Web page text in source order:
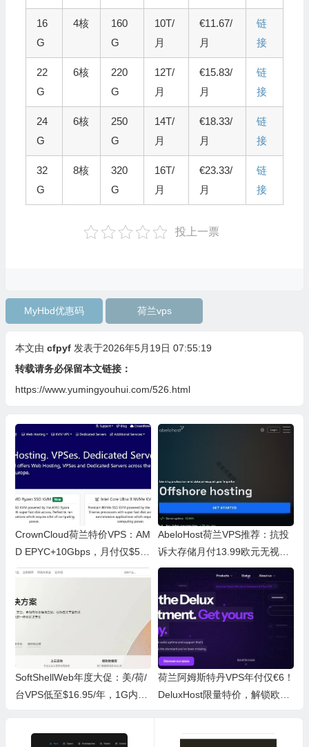
16
G
4核
160
G
10T/
月
€11.67/
月
链
接
22
G
6核
220
G
12T/
月
€15.83/
月
链
接
24
G
6核
250
G
14T/
月
€18.33/
月
链
接
32
G
8核
320
G
16T/
月
€23.33/
月
链
接
投上一票
MyHbd优惠码 荷兰vps
本文由 cfpyf 发表于2026年5月19日 07:55:19
转载请务必保留本文链接：
https://www.yumingyouhui.com/526.html
CrownCloud荷兰特价VPS：AM
D EPYC+10Gbps，月付仅$5享
6GB内存
AbeloHost荷兰VPS推荐：抗投
诉大存储月付13.99欧元无视版
权
SoftShellWeb年度大促：美/荷/
台VPS低至$16.95/年，1G内存
荷兰阿姆斯特丹VPS年付仅€6！
DeluxHost限量特价，解锁欧洲